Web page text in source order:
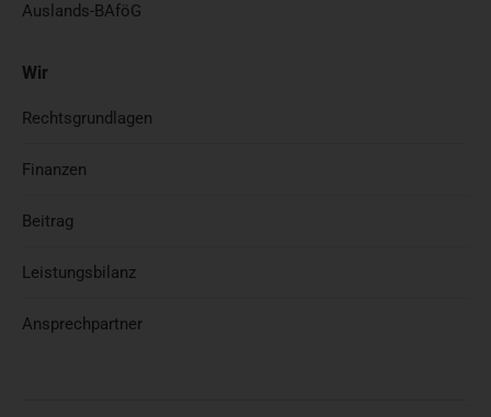
Auslands-BAföG
Wir
Rechtsgrundlagen
Finanzen
Beitrag
Leistungsbilanz
Ansprechpartner